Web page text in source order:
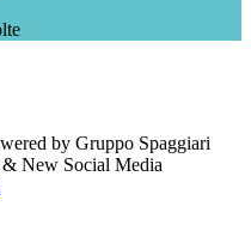
by Gruppo Spaggiari
New Social Media